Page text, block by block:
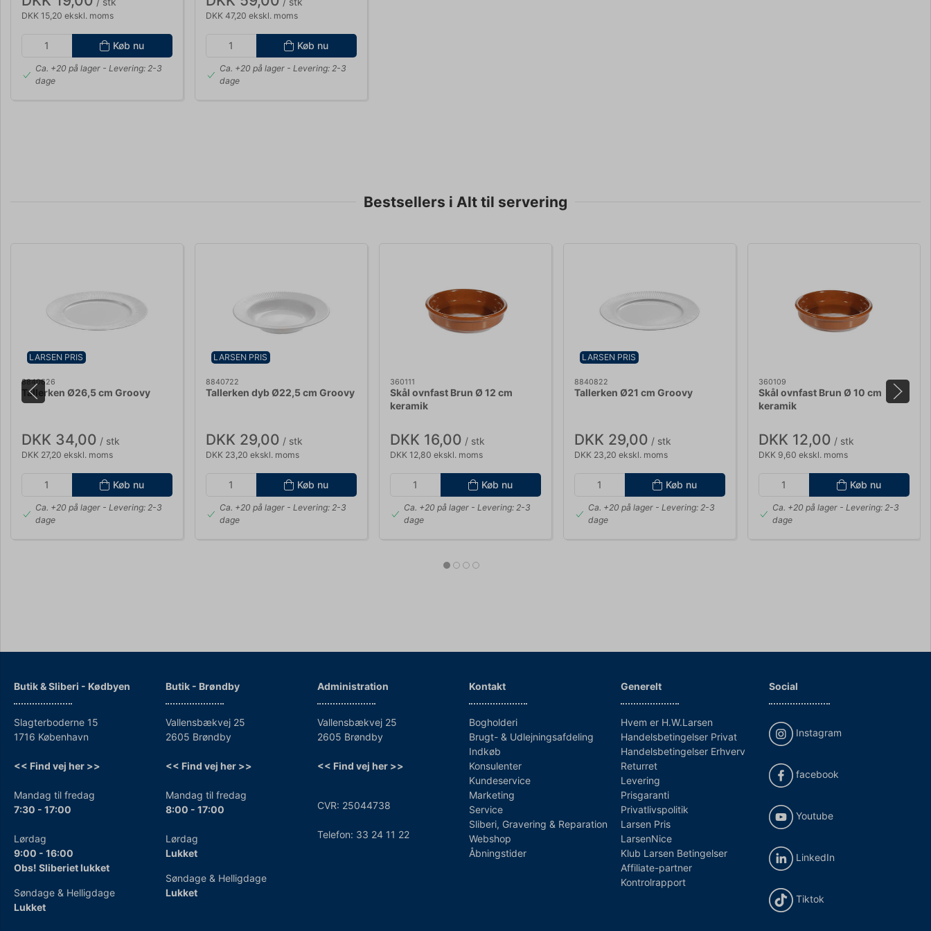
DKK 15,20 ekskl. moms
Køb nu
Ca. +20 på lager- Levering: 2-3
dage
DKK 47,20 ekskl. moms
Køb nu
Ca. +20 på lager- Levering: 2-3
dage
Bestsellers i Alt til servering
LARSEN PRIS
8840626
Tallerken Ø26,5 cm Groovy
DKK 34,00 / stk
DKK 27,20 ekskl. moms
Køb nu
Ca. +20 på lager- Levering: 2-3
dage
LARSEN PRIS
8840722
Tallerken dyb Ø22,5 cm Groovy
DKK 29,00 / stk
DKK 23,20 ekskl. moms
Køb nu
Ca. +20 på lager- Levering: 2-3
dage
360111
Skål ovnfast Brun Ø 12 cm
keramik
DKK 16,00 / stk
DKK 12,80 ekskl. moms
Køb nu
Ca. +20 på lager- Levering: 2-3
dage
LARSEN PRIS
8840822
Tallerken Ø21 cm Groovy
DKK 29,00 / stk
DKK 23,20 ekskl. moms
Køb nu
Ca. +20 på lager- Levering: 2-3
dage
360109
Skål ovnfast Brun Ø 10 cm
keramik
DKK 12,00 / stk
DKK 9,60 ekskl. moms
Køb nu
Ca. +20 på lager- Levering: 2-3
dage
Butik & Sliberi - Kødbyen
Slagterboderne 15
1716 København
<< Find vej her >>
Mandag til fredag
7:30 - 17:00
Lørdag
9:00 - 16:00
Obs! Sliberiet lukket
Søndage & Helligdage
Lukket
Butik - Brøndby
Vallensbækvej 25
2605 Brøndby
<< Find vej her >>
Mandag til fredag
8:00 - 17:00
Lørdag
Lukket
Søndage & Helligdage
Lukket
Administration
Vallensbækvej 25
2605 Brøndby
<< Find vej her >>
CVR: 25044738
Telefon: 33 24 11 22
Kontakt
Bogholderi
Brugt- & Udlejningsafdeling
Indkøb
Konsulenter
Kundeservice
Marketing
Service
Sliberi, Gravering & Reparation
Webshop
Åbningstider
Generelt
Hvem er H.W.Larsen
Handelsbetingelser Privat
Handelsbetingelser Erhverv
Returret
Levering
Prisgaranti
Privatlivspolitik
Larsen Pris
LarsenNice
Klub Larsen Betingelser
Affiliate-partner
Kontrolrapport
Social
Instagram
facebook
Youtube
LinkedIn
Tiktok